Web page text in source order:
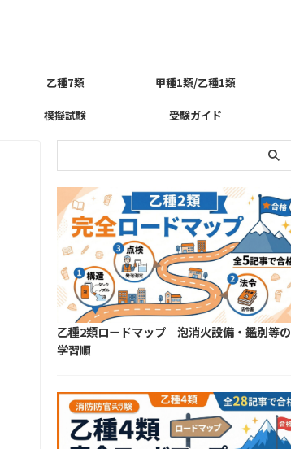
乙種7類 甲種1類/乙種1類
模擬試験 受験ガイド
乙種2類ロードマップ｜泡消火設備・鑑別等の
学習順